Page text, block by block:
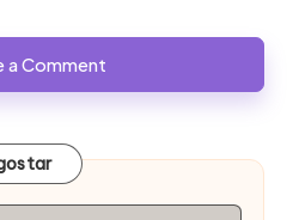
a Comment